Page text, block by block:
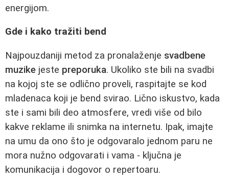
energijom.
Gde i kako tražiti bend
Najpouzdaniji metod za pronalaženje svadbene
muzike jeste preporuka. Ukoliko ste bili na svadbi
na kojoj ste se odlično proveli, raspitajte se kod
mladenaca koji je bend svirao. Lično iskustvo, kada
ste i sami bili deo atmosfere, vredi više od bilo
kakve reklame ili snimka na internetu. Ipak, imajte
na umu da ono što je odgovaralo jednom paru ne
mora nužno odgovarati i vama - ključna je
komunikacija i dogovor o repertoaru.